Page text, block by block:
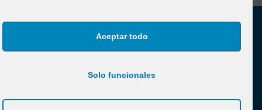
Aceptar todo
Solo funcionales